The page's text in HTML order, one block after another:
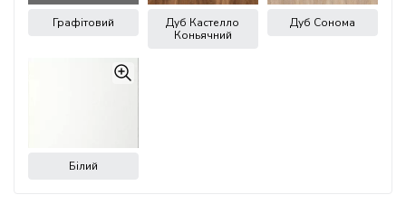
Графітовий
Дуб Кастелло
Коньячний
Дуб Сонома
Білий